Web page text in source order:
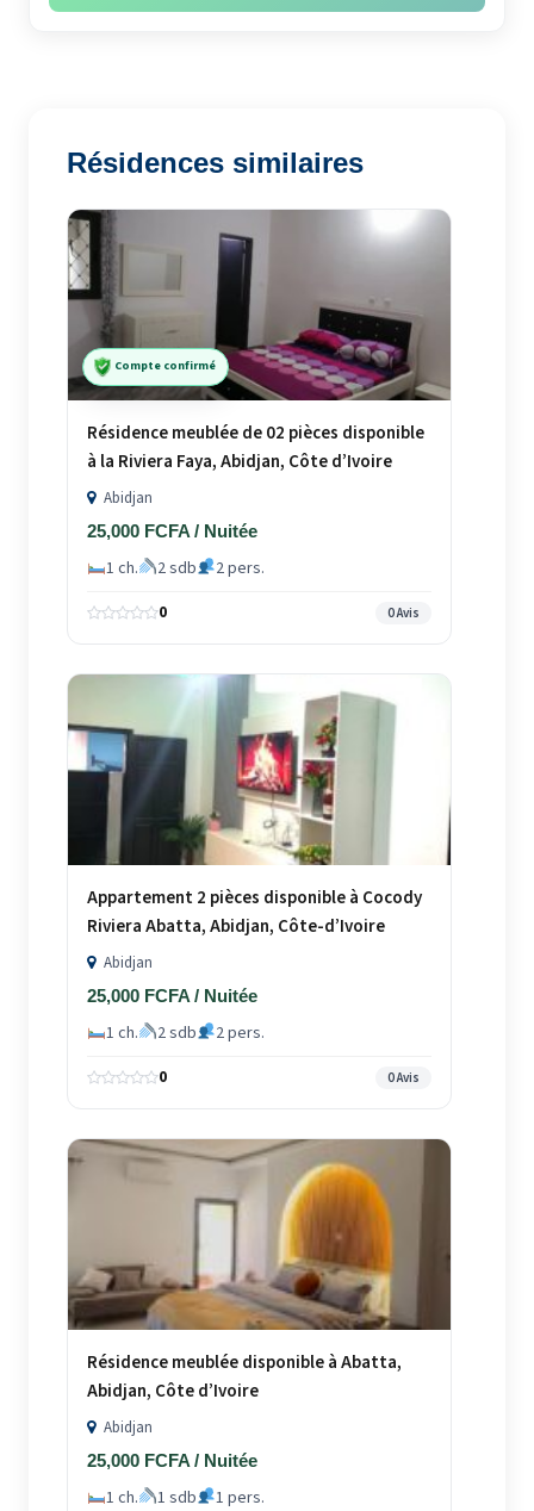
Résidences similaires
Compte confirmé
Résidence meublée de 02 pièces disponible
à la Riviera Faya, Abidjan, Côte d’Ivoire
Abidjan
25,000 FCFA / Nuitée
1 ch. 2 sdb 2 pers.
0 0 Avis
Appartement 2 pièces disponible à Cocody
Riviera Abatta, Abidjan, Côte-d’Ivoire
Abidjan
25,000 FCFA / Nuitée
1 ch. 2 sdb 2 pers.
0 0 Avis
Résidence meublée disponible à Abatta,
Abidjan, Côte d’Ivoire
Abidjan
25,000 FCFA / Nuitée
1 ch. 1 sdb 1 pers.